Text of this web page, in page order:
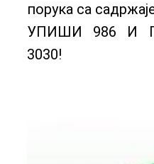
порука са
УПИШИ 986 И
3030!